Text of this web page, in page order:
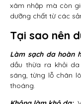
xâm nhập mà còn
dưỡng chất từ các
Tại sao nên
Làm sạch da hoàn
dầu thừa ra khỏi
sáng, từng lỗ chân
thoáng.